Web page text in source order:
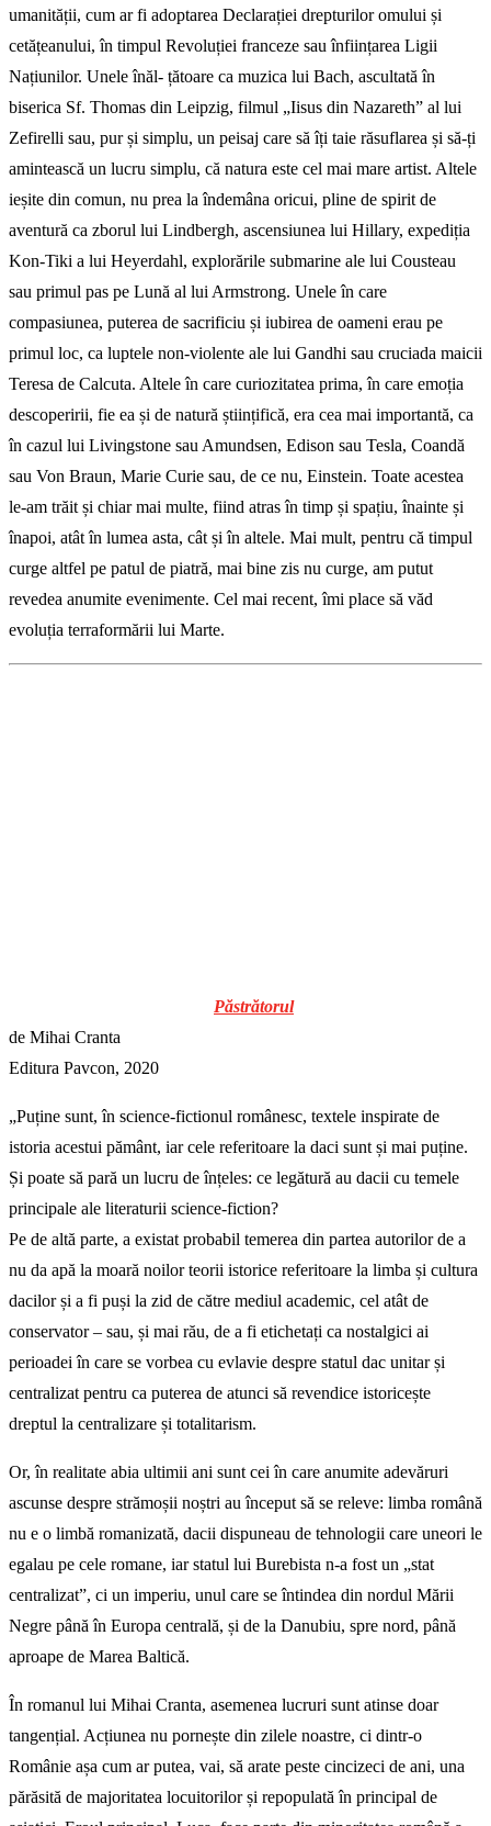
umanității, cum ar fi adoptarea Declara­ției drepturilor omului și
cetățeanului, în timpul Revo­luției franceze sau înființarea Ligii
Națiunilor. Unele înăl­- țătoare ca muzica lui Bach, ascultată în
biserica Sf. Thomas din Leipzig, filmul „Iisus din Nazareth” al lui
Zefirelli sau, pur și simplu, un peisaj care să îți taie răsuflarea și să-ți
amintească un lucru simplu, că natura este cel mai mare artist. Altele
ieșite din comun, nu prea la îndemâna oricui, pline de spirit de
aventură ca zborul lui Lind­bergh, ascensiunea lui Hillary, expediția
Kon-Tiki a lui Heyerdahl, explorările submarine ale lui Cousteau
sau primul pas pe Lună al lui Armstrong. Unele în care
compasiunea, puterea de sacrificiu și iubirea de oameni erau pe
primul loc, ca luptele non-violente ale lui Gandhi sau cruciada maicii
Teresa de Calcuta. Altele în care curiozitatea prima, în care emoția
descoperirii, fie ea și de natură științifică, era cea mai importantă, ca
în cazul lui Living­stone sau Amundsen, Edison sau Tesla, Coandă
sau Von Braun, Marie Curie sau, de ce nu, Einstein. Toate acestea
le-am trăit și chiar mai multe, fiind atras în timp și spațiu, înainte și
îna­poi, atât în lumea asta, cât și în altele. Mai mult, pentru că timpul
curge altfel pe patul de piatră, mai bine zis nu curge, am putut
revedea anumite evenimente. Cel mai recent, îmi place să văd
evoluția terraformării lui Marte.
Păstrătorul
de Mihai Cranta
Editura Pavcon, 2020
„Puține sunt, în science-fictionul românesc, textele inspirate de
istoria acestui pământ, iar cele referitoare la daci sunt și mai puține.
Și poate să pară un lucru de înțeles: ce legătură au dacii cu temele
principale ale literaturii science-fiction?
Pe de altă parte, a existat probabil temerea din partea autorilor de a
nu da apă la moară noilor teorii istorice referitoare la limba și cultura
dacilor și a fi puși la zid de către mediul academic, cel atât de
conservator – sau, și mai rău, de a fi etichetați ca nostalgici ai
perioadei în care se vorbea cu evlavie despre statul dac unitar și
centralizat pentru ca puterea de atunci să revendice istoricește
dreptul la centralizare și totalitarism.
Or, în realitate abia ultimii ani sunt cei în care anumite adevăruri
ascunse despre strămoșii noștri au început să se releve: limba română
nu e o limbă romanizată, dacii dispuneau de tehnologii care uneori le
egalau pe cele romane, iar statul lui Burebista n-a fost un „stat
centralizat”, ci un imperiu, unul care se întindea din nordul Mării
Negre până în Europa centrală, și de la Danubiu, spre nord, până
aproape de Marea Baltică.
În romanul lui Mihai Cranta, asemenea lucruri sunt atinse doar
tangențial. Acțiunea nu pornește din zilele noastre, ci dintr-o
Românie așa cum ar putea, vai, să arate peste cincizeci de ani, una
părăsită de majoritatea locuitorilor și repopulată în principal de